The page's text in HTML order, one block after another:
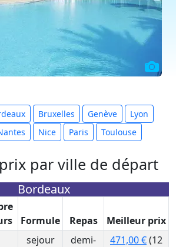
Bruxelles Genève
Lyon
Nice Paris Toulouse
par ville de départ
Bordeaux
Formule Repas
Meilleur prix
sejour
demi-
471,00 €(12